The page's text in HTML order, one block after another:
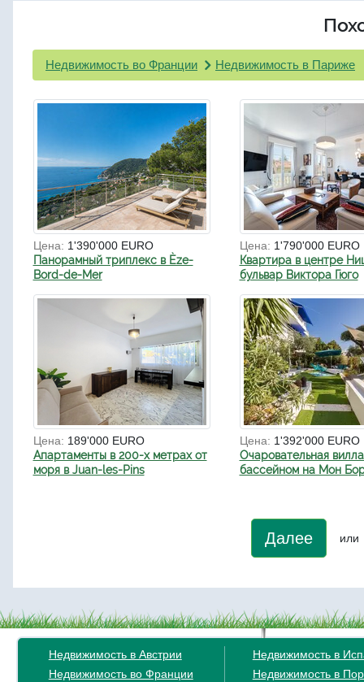
Недвижимость во Франции Недвижимость в Париже
Цена: 1'390'000 EURO
Панорамный триплекс в Èze-
Bord-de-Mer
Цена: 1'790'000 EURO
Квартира в центре
бульвар Виктора Гюго
Цена: 189'000 EURO
Апартаменты в 200-х метрах от
моря в Juan-les-Pins
Цена: 1'392'000 EURO
Очаровательная
бассейном на Мон
Далее или
Недвижимость в Австрии
Недвижимость во Франции
Недвижимость в
Недвижимость в